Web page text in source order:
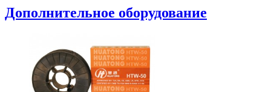
Дополнительное оборудование